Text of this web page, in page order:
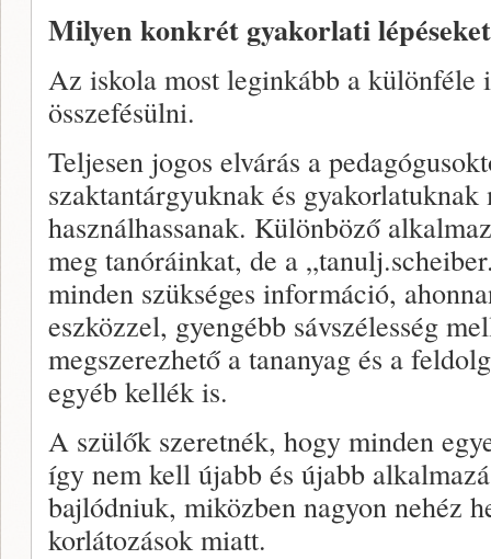
Milyen konkrét gyakorlati
Az iskola most leginkább a különféle
összefésülni.
Teljesen jogos elvárás a
szaktantárgyuknak és
használhassanak. Különböző
meg tanóráinkat, de a
minden szükséges információ,
eszközzel, gyengébb sávszélesség
megszerezhető a tananyag és a
egyéb kellék is.
A szülők szeretnék, hogy minden
így nem kell újabb és újabb
bajlódniuk, miközben nagyon nehéz
korlátozások miatt.